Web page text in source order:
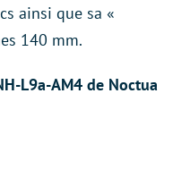
ainsi que sa «
140 mm.
L9a-AM4 de Noctua